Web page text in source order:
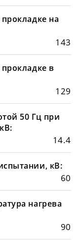
на
143
в
129
50 Гц при
14.4
кВ:
60
нагрева
90